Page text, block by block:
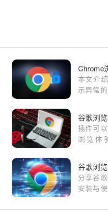
本文介
示异常
插件可
浏览体
分享谷
安装与